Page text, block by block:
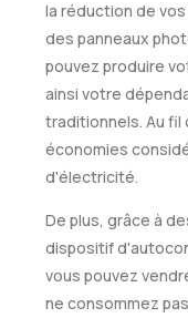
la réduction de
des panneaux
pouvez produire
ainsi votre
traditionnels. Au fil
économies
d'électricité.
De plus, grâce à
dispositif
vous pouvez
ne consommez